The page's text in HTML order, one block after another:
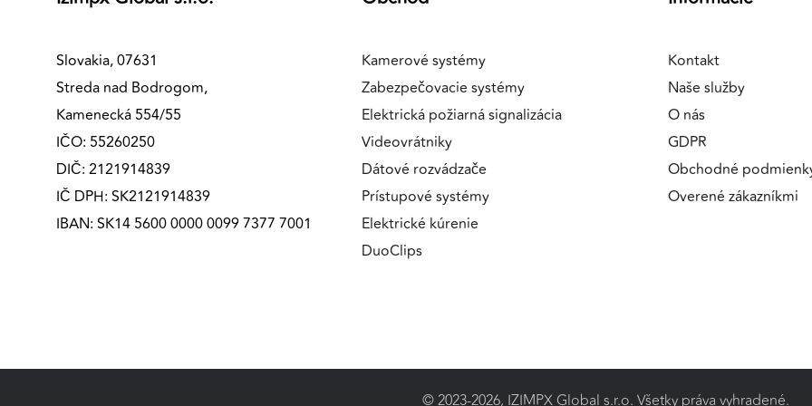
Slovakia, 07631
Streda nad Bodrogom,
Kamenecká 554/55
IČO: 55260250
DIČ: 2121914839
IČ DPH: SK2121914839
IBAN: SK14 5600 0000 0099 7377 7001
Kamerové systémy
Zabezpečovacie systémy
Elektrická požiarná signalizácia
Videovrátniky
Dátové rozvádzače
Prístupové systémy
Elektrické kúrenie
DuoClips
Kontakt
Naše služby
O nás
GDPR
Obchodné
Overené zákazníkmi
© 2023-2026, IZIMPX Global s.r.o. Všetky práva vyhradené.